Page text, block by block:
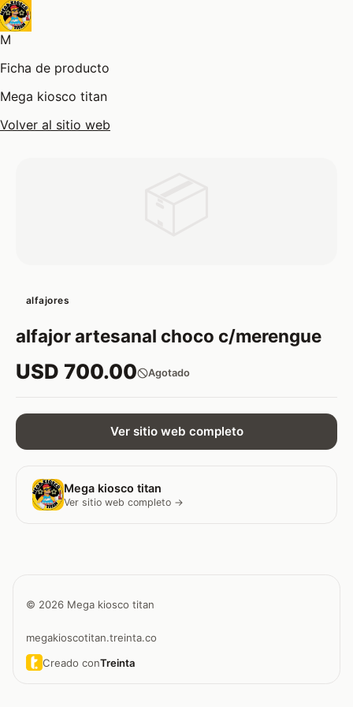
M
Ficha de producto
Mega kiosco titan
Volver al sitio web
alfajores
alfajor artesanal choco c/merengue
USD 700.00 Agotado
Ver sitio web completo
Mega kiosco titan
Ver sitio web completo →
© 2026 Mega kiosco titan
megakioscotitan.treinta.co
Creado conTreinta